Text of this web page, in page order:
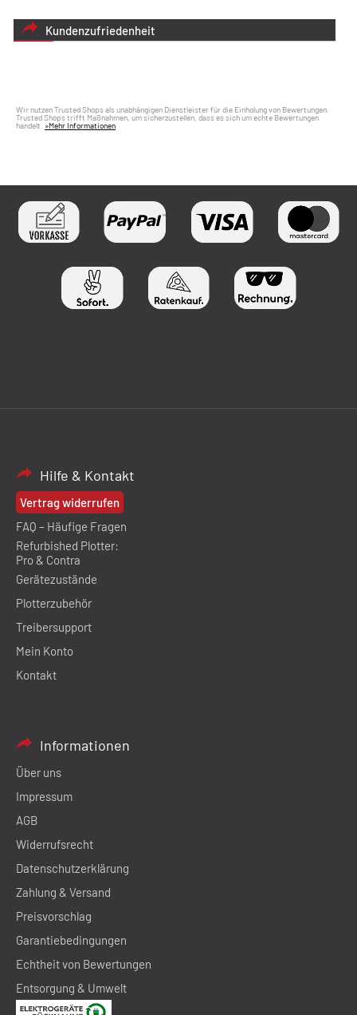
Kundenzufriedenheit
Wir nutzen Trusted Shops als unabhängigen Dienstleister für die Einholung von Bewertungen.
Trusted Shops trifft Maßnahmen, um sicherzustellen, dass es sich um echte Bewertungen
handelt. »Mehr Informationen
Hilfe & Kontakt
Vertrag widerrufen
FAQ – Häufige Fragen
Refurbished Plotter:
Pro & Contra
Gerätezustände
Plotterzubehör
Treibersupport
Mein Konto
Kontakt
Informationen
Über uns
Impressum
AGB
Widerrufsrecht
Datenschutzerklärung
Zahlung & Versand
Preisvorschlag
Garantiebedingungen
Echtheit von Bewertungen
Entsorgung & Umwelt